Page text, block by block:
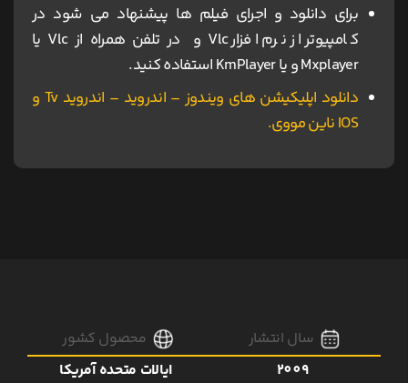
برای دانلود و اجرای فیلم ها پیشنهاد می شود در
کامپیوتر از نرم افزار Vlc و در تلفن همراه از Vlc یا
Mxplayer و یا KmPlayer استفاده کنید.
دانلود اپلیکیشن های ویندوز – اندروید – اندروید Tv و
IOS ناین مووی.
سال انتشار
2009
محصول کشور
ایالات متحده آمریکا